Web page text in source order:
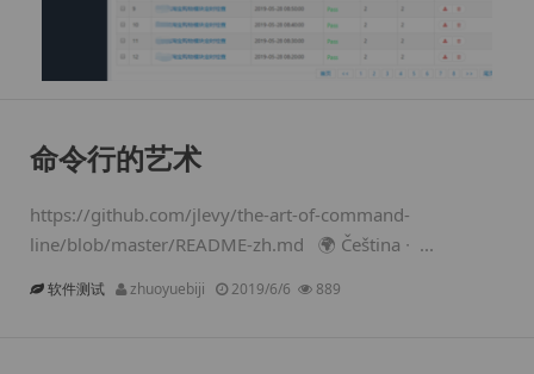
命令行的艺术
https://github.com/jlevy/the-art-of-command-
line/blob/master/README-zh.md 🌍 Čeština ∙ ...
软件测试 zhuoyuebiji 2019/6/6 889